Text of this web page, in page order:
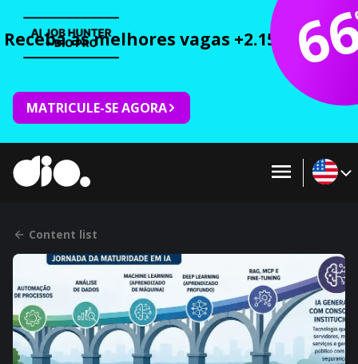
Receba as melhores vagas +2.150 cursos
MATRICULE-SE AGORA
Content list